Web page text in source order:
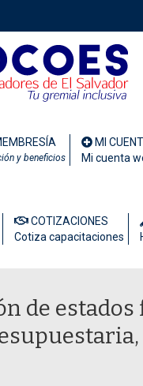
y beneficios
MI
Mi cuenta
COTIZACIONES
Cotiza capacitaciones
de estados